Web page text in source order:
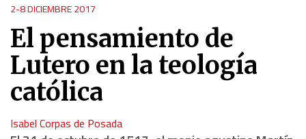
2-8 DICIEMBRE 2017
El pensamiento de
Lutero en la teología
católica
Isabel Corpas de Posada